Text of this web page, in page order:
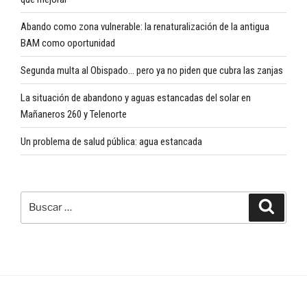
Abando como zona vulnerable: la renaturalización de la antigua
BAM como oportunidad
Segunda multa al Obispado… pero ya no piden que cubra las zanjas
La situación de abandono y aguas estancadas del solar en
Mañaneros 260 y Telenorte
Un problema de salud pública: agua estancada